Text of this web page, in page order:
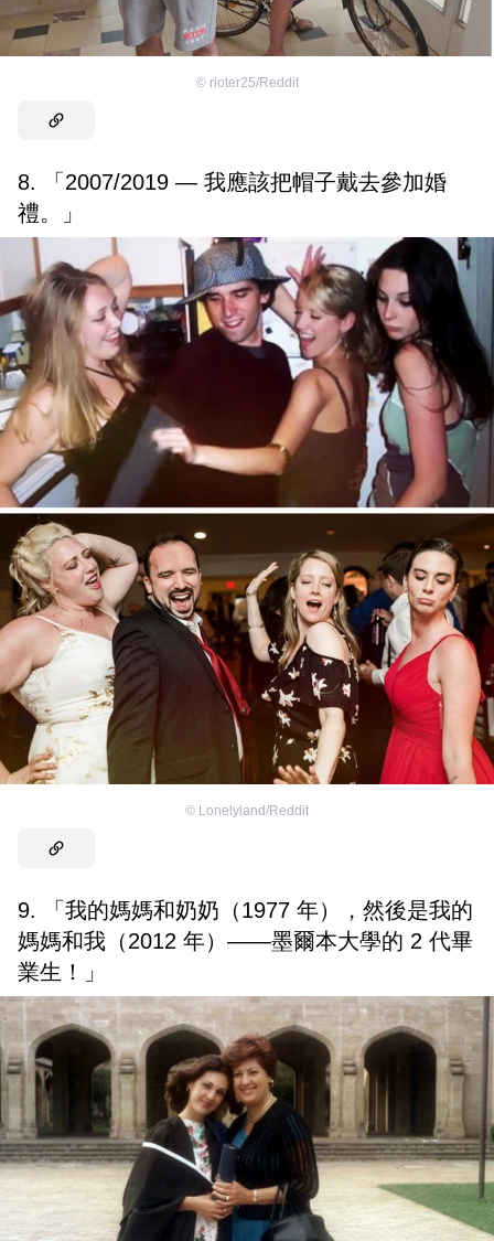
© rioter25/Reddit
8. 「2007/2019 — 我應該把帽子戴去參加婚
禮。」
© Lonelyland/Reddit
9. 「我的媽媽和奶奶（1977 年），然後是我的
媽媽和我（2012 年）——墨爾本大學的 2 代畢
業生！」